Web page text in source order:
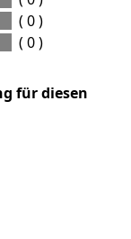
( 0 )
( 0 )
für diesen